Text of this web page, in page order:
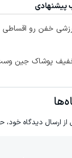
پیشنهادی
خفن رو اقساطی
تخفیف پوشاک جین
از ارسال دیدگاه خود،